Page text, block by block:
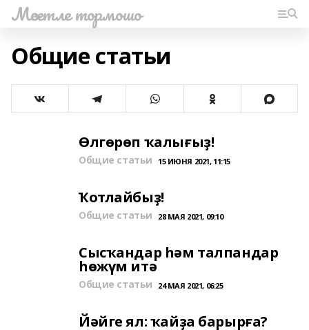
Мәсетле тормошо
Общие статьи
Өлгөрөп ҡалығыҙ!
Общие статьи 15 ИЮНЯ 2021, 11:15
Ҡотлайбыҙ!
Общие статьи 28 МАЯ 2021, 09:10
Сысҡандар һәм талпандар
һөжүм итә
Общие статьи 24 МАЯ 2021, 06:25
Йәйге ял: ҡайҙа барырға?